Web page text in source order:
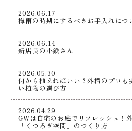
2026.06.17
梅雨の時期にするべきお手入れにつ
2026.06.14
新店長の小鉄さん
2026.05.30
何から植えればいい？外構のプロも
い植物の選び方」
2026.04.29
GWは自宅のお庭でリフレッシュ！
「くつろぎ空間」のつくり方